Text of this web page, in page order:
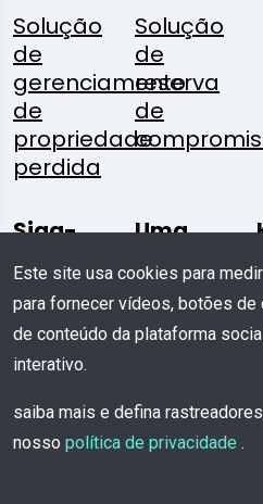
Solução
de
gerenciamento
de
propriedade
perdida
Solução
de
reserva
de
Siga-
Uma
Escreva
Este site usa cookies para
para fornecer vídeos, botões
de conteúdo da plataforma
interativo.
saiba mais e defina
nosso política de privacidade .